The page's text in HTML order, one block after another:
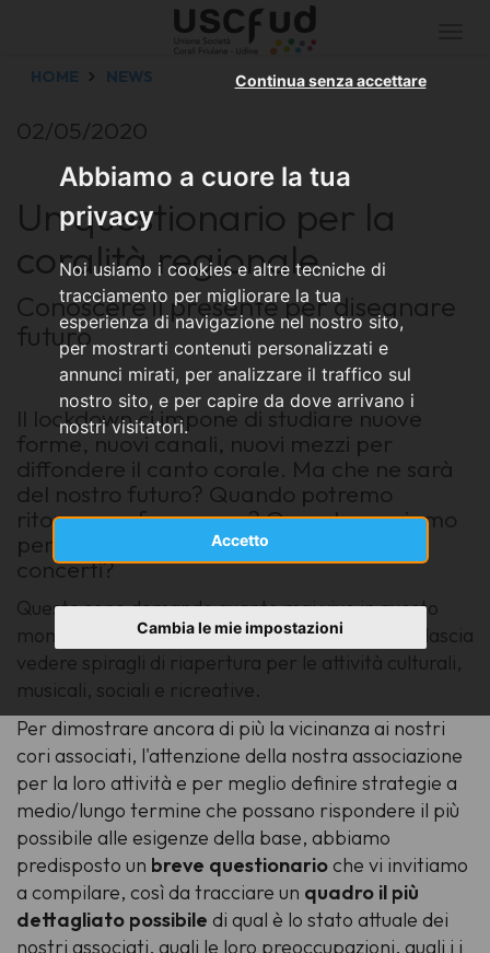
Abbiamo a cuore la tua
privacy
Noi usiamo i cookies e altre tecniche di
tracciamento per migliorare la tua
esperienza di navigazione nel nostro sito,
per mostrarti contenuti personalizzati e
annunci mirati, per analizzare il traffico sul
nostro sito, e per capire da dove arrivano i
nostri visitatori.
Accetto
Continua senza accettare
Cambia le mie impostazioni
HOME NEWS
02/05/2020
Un questionario per la
coralità regionale
Conoscere il presente per disegnare
futuro
Il lockdown ci impone di studiare nuove
forme, nuovi canali, nuovi mezzi per
diffondere il canto corale. Ma che ne sarà
del nostro futuro? Quando potremo
ritornare a fare prove? Quando possiamo
pensare di programmare i prossimi
concerti?
Queste sono domande quanto mai vive in questo
momento, alle soglie di una "fase due" che non lascia
vedere spiragli di riapertura per le attività culturali,
musicali, sociali e ricreative.
Per dimostrare ancora di più la vicinanza ai nostri
cori associati, l'attenzione della nostra associazione
per la loro attività e per meglio definire strategie a
medio/lungo termine che possano rispondere il più
possibile alle esigenze della base, abbiamo
predisposto un breve questionarioche vi invitiamo
a compilare, così da tracciare un quadro il più
dettagliato possibile di qual è lo stato attuale dei
nostri associati, quali le loro preoccupazioni, quali i i